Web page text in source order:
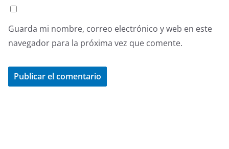
Guarda mi nombre, correo electrónico y web en este
navegador para la próxima vez que comente.